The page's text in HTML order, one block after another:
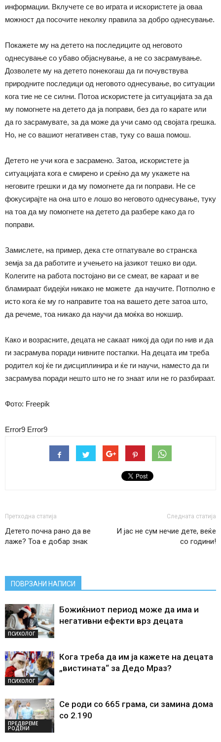
информации. Вклучете се во играта и искористете ја оваа
можност да посочите неколку правила за добро однесување.
Покажете му на детето на последиците од неговото
однесување со убаво објаснување, а не со засрамување.
Дозволете му на детето понекогаш да ги почувствува
природните последици од неговото однесување, во ситуации
кога тие не се силни. Потоа искористете ја ситуацијата за да
му помогнете на детето да ја поправи, без да го карате или
да го засрамувате, за да може да учи само од својата грешка.
Но, не со вашиот негативен став, туку со ваша помош.
Детето не учи кога е засрамено. Затоа, искористете ја
ситуацијата кога е смирено и среќно да му укажете на
неговите грешки и да му помогнете да ги поправи. Не се
фокусирајте на она што е лошо во неговото однесување, туку
на тоа да му помогнете на детето да разбере како да го
поправи.
Замислете, на пример, дека сте отпатувале во странска
земја за да работите и учењето на јазикот тешко ви оди.
Колегите на работа постојано ви се смеат, ве караат и ве
бламираат бидејќи никако не можете да научите. Потполно е
исто кога ќе му го направите тоа на вашето дете затоа што,
да речеме, тоа никако да научи да моќка во нокшир.
Како и возрасните, децата не сакаат никој да оди по нив и да
ги засрамува поради нивните постапки. На децата им треба
родител кој ќе ги дисциплинира и ќе ги научи, наместо да ги
засрамува поради нешто што не го знаат или не го разбираат.
Фото: Freepik
Error9 Error9
Претходна статија
Детето почна рано да ве
лаже? Тоа е добар знак
Следната статија
И јас не сум нечие дете, веќе
со години!
ПОВРЗАНИ НАПИСИ
ПСИХОЛОГ
Божиќниот период може да има и
негативни ефекти врз децата
ПСИХОЛОГ
Кога треба да им ја кажете на децата
„вистината“ за Дедо Мраз?
ПРЕДВРЕМЕ
РОДЕНИ
Се роди со 665 грама, си замина дома
со 2.190